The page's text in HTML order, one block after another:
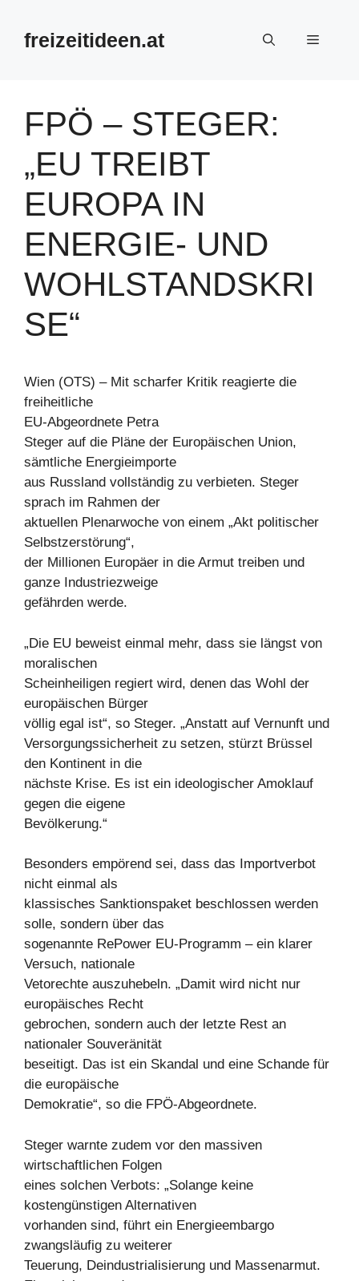
Inhalt
springenfreizeitideen.at Menü
FPÖ – STEGER:
„EU TREIBT
EUROPA IN
ENERGIE- UND
WOHLSTANDSKRI
SE“
Wien (OTS) – Mit scharfer Kritik reagierte die
freiheitliche
EU-Abgeordnete Petra
Steger auf die Pläne der Europäischen Union,
sämtliche Energieimporte
aus Russland vollständig zu verbieten. Steger
sprach im Rahmen der
aktuellen Plenarwoche von einem „Akt politischer
Selbstzerstörung“,
der Millionen Europäer in die Armut treiben und
ganze Industriezweige
gefährden werde.
„Die EU beweist einmal mehr, dass sie längst von
moralischen
Scheinheiligen regiert wird, denen das Wohl der
europäischen Bürger
völlig egal ist“, so Steger. „Anstatt auf Vernunft und
Versorgungssicherheit zu setzen, stürzt Brüssel
den Kontinent in die
nächste Krise. Es ist ein ideologischer Amoklauf
gegen die eigene
Bevölkerung.“
Besonders empörend sei, dass das Importverbot
nicht einmal als
klassisches Sanktionspaket beschlossen werden
solle, sondern über das
sogenannte RePower EU-Programm – ein klarer
Versuch, nationale
Vetorechte auszuhebeln. „Damit wird nicht nur
europäisches Recht
gebrochen, sondern auch der letzte Rest an
nationaler Souveränität
beseitigt. Das ist ein Skandal und eine Schande für
die europäische
Demokratie“, so die FPÖ-Abgeordnete.
Steger warnte zudem vor den massiven
wirtschaftlichen Folgen
eines solchen Verbots: „Solange keine
kostengünstigen Alternativen
vorhanden sind, führt ein Energieembargo
zwangsläufig zu weiterer
Teuerung, Deindustrialisierung und Massenarmut.